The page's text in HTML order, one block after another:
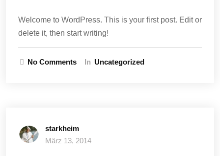
Welcome to WordPress. This is your first post. Edit or
delete it, then start writing!
No Comments In Uncategorized
starkheim
März 13, 2014